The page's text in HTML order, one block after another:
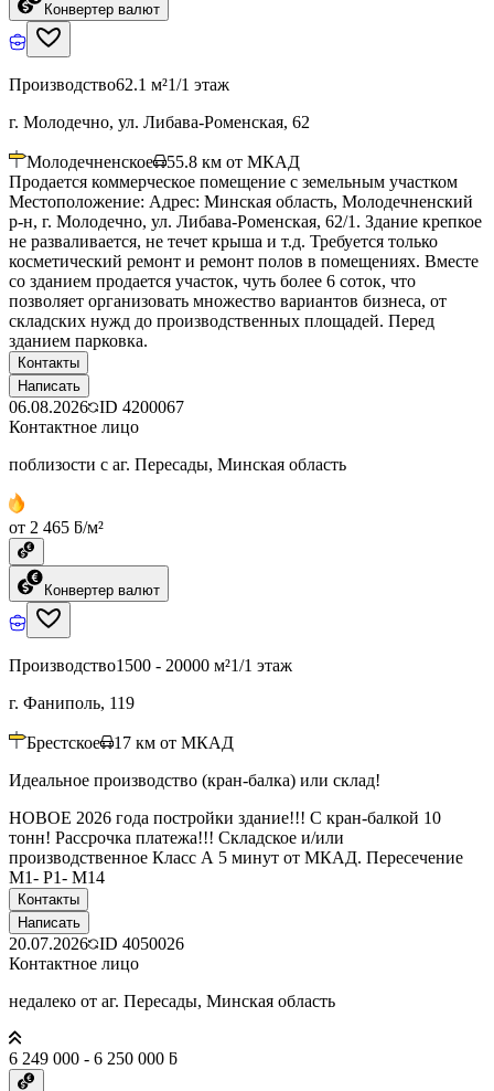
Конвертер валют
Производство62.1 м²1/1 этаж
г. Молодечно, ул. Либава-Роменская, 62
Молодечненское 55.8 км от МКАД
Продается коммерческое помещение с земельным участком
Местоположение: Адрес: Минская область, Молодечненский
р-н, г. Молодечно, ул. Либава-Роменская, 62/1. Здание крепкое
не разваливается, не течет крыша и т.д. Требуется только
косметический ремонт и ремонт полов в помещениях. Вместе
со зданием продается участок, чуть более 6 соток, что
позволяет организовать множество вариантов бизнеса, от
складских нужд до производственных площадей. Перед
зданием парковка.
Контакты
Написать
06.08.2026 ID 4200067
Контактное лицо
поблизости с аг. Пересады, Минская область
от 2 465 ƃ/м²
Конвертер валют
Производство1500 - 20000 м²1/1 этаж
г. Фаниполь, 119
Брестское 17 км от МКАД
Идеальное производство (кран-балка) или склад!
НОВОЕ 2026 года постройки здание!!! С кран-балкой 10
тонн! Рассрочка платежа!!! Складское и/или
производственное Класс А 5 минут от МКАД. Пересечение
М1- Р1- М14
Контакты
Написать
20.07.2026 ID 4050026
Контактное лицо
недалеко от аг. Пересады, Минская область
6 249 000 - 6 250 000 ƃ